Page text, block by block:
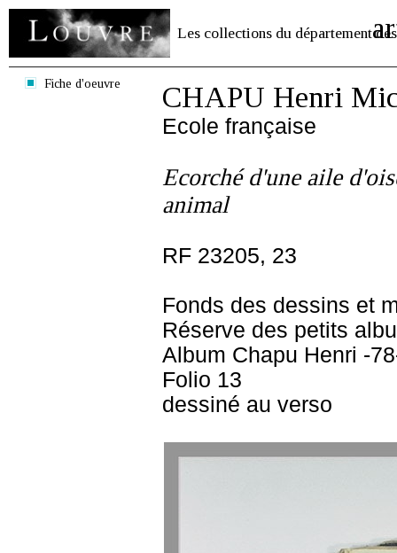
Les collections du département des
Fiche d'oeuvre CHAPU Henri
Ecole française
Ecorché d'une aile
animal
RF 23205, 23
Fonds des dessins et
Réserve des petits
Album Chapu Henri -
Folio 13
dessiné au verso